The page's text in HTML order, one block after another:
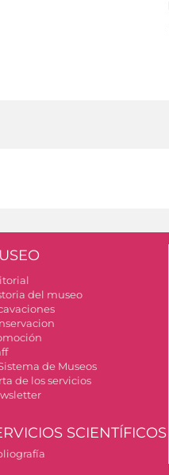
del museo
de Museos
de los servicios
SCIENTÍFICOS